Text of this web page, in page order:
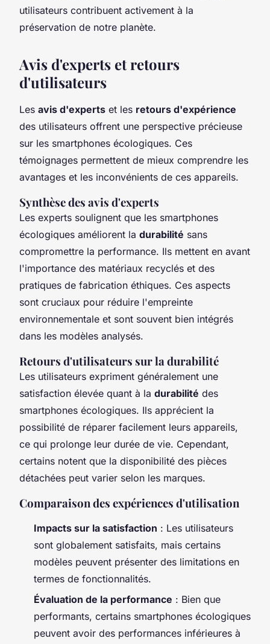
utilisateurs contribuent activement à la
préservation de notre planète.
Avis d'experts et retours
d'utilisateurs
Les avis d'experts et les retours d'expérience
des utilisateurs offrent une perspective précieuse
sur les smartphones écologiques. Ces
témoignages permettent de mieux comprendre les
avantages et les inconvénients de ces appareils.
Synthèse des avis d'experts
Les experts soulignent que les smartphones
écologiques améliorent la durabilité sans
compromettre la performance. Ils mettent en avant
l'importance des matériaux recyclés et des
pratiques de fabrication éthiques. Ces aspects
sont cruciaux pour réduire l'empreinte
environnementale et sont souvent bien intégrés
dans les modèles analysés.
Retours d'utilisateurs sur la durabilité
Les utilisateurs expriment généralement une
satisfaction élevée quant à la durabilité des
smartphones écologiques. Ils apprécient la
possibilité de réparer facilement leurs appareils,
ce qui prolonge leur durée de vie. Cependant,
certains notent que la disponibilité des pièces
détachées peut varier selon les marques.
Comparaison des expériences d'utilisation
Impacts sur la satisfaction : Les utilisateurs
sont globalement satisfaits, mais certains
modèles peuvent présenter des limitations en
termes de fonctionnalités.
Évaluation de la performance : Bien que
performants, certains smartphones écologiques
peuvent avoir des performances inférieures à